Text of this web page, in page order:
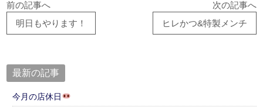
前の記事へ
明日もやります！
次の記事へ
ヒレかつ&特製メンチ
最新の記事
今月の店休日